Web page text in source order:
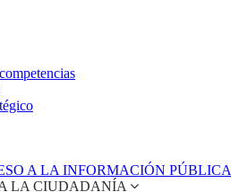
A LA INFORMACIÓN PÚBLICA
LA CIUDADANÍA